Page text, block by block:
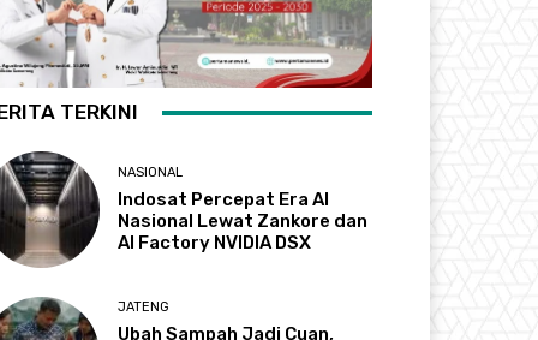
TERKINI
NASIONAL
Indosat Percepat Era AI
Nasional Lewat Zankore dan
AI Factory NVIDIA DSX
JATENG
Ubah Sampah Jadi Cuan,